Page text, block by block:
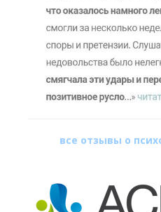
все отзывы о